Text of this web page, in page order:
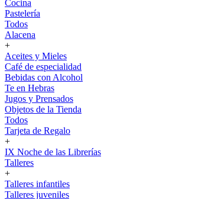
Cocina
Pastelería
Todos
Alacena
+
Aceites y Mieles
Café de especialidad
Bebidas con Alcohol
Te en Hebras
Jugos y Prensados
Objetos de la Tienda
Todos
Tarjeta de Regalo
+
IX Noche de las Librerías
Talleres
+
Talleres infantiles
Talleres juveniles